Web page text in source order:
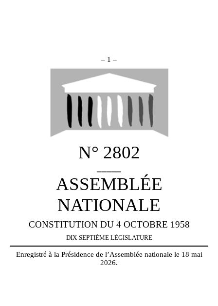
– 1 –
N° 2802
ASSEMBLÉE
NATIONALE
CONSTITUTION DU 4 OCTOBRE 1958
DIX-SEPTIÈME LÉGISLATURE
Enregistré à la Présidence de l’Assemblée nationale le 18 mai
2026.